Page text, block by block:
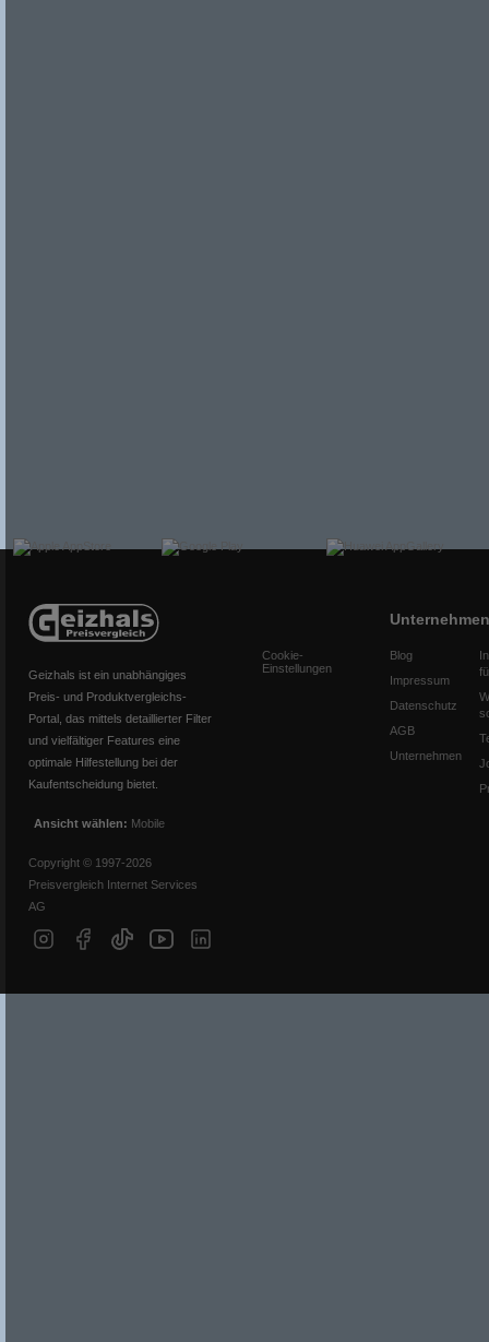
Geizhals ist ein unabhängiges
Preis- und Produktvergleichs-
Portal, das mittels detaillierter Filter
und vielfältiger Features eine
optimale Hilfestellung bei der
Kaufentscheidung bietet.
Ansicht wählen: Mobile
Copyright © 1997-2026
Preisvergleich Internet Services
AG
Cookie-
Einstellungen
Unternehmen
Blog
Impressum
Datenschutz
AGB
Unternehmen